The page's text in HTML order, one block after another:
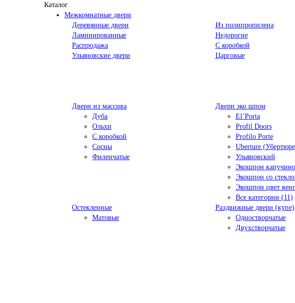
Каталог
Межкомнатные двери
Деревянные двери
Из полипропилена
Ламинированные
Недорогие
Распродажа
С коробкой
Ульяновские двери
Царговые
Двери из массива
Дуба
Ольхи
С коробкой
Сосны
Филенчатые
Двери эко шпон
El’Porta
Profil Doors
Profilo Porte
Uberture
Ульяновский
Экошпон капучино
Экошпон со
Экошпон цвет
Все категории (11)
Остекленные
Матовые
Раздвижные двери (купе)
Одностворчатые
Двухстворчатые